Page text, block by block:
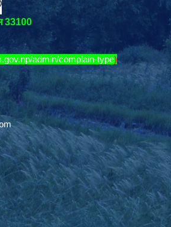
33100
admin/complain-type)